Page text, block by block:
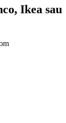
Ikea sau